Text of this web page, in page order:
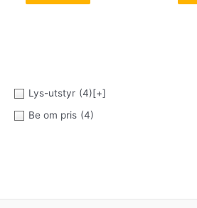
Lys-utstyr (4)[+]
Be om pris (4)